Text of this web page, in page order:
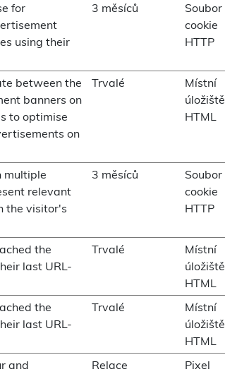
for
using their
3 měsíců
Soubor
cookie
HTTP
between the
banners on
to optimise
on
Trvalé
Místní
úložiště
HTML
multiple
relevant
the visitor's
3 měsíců
Soubor
cookie
HTTP
the
last URL-
Trvalé
Místní
úložiště
HTML
the
last URL-
Trvalé
Místní
úložiště
HTML
and
Relace
Pixel